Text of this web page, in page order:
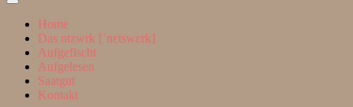
Suchfeld
ein-/ausblenden
Home
Das ntzwrk [ˈnɛtswɛrk]
Aufgefischt
Aufgelesen
Saatgut
Kontakt